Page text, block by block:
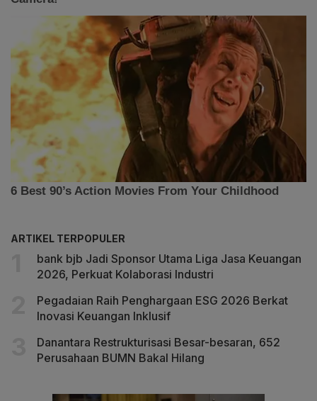
ARTIKEL TERPOPULER
bank bjb Jadi Sponsor Utama Liga Jasa Keuangan
2026, Perkuat Kolaborasi Industri
Pegadaian Raih Penghargaan ESG 2026 Berkat
Inovasi Keuangan Inklusif
Danantara Restrukturisasi Besar-besaran, 652
Perusahaan BUMN Bakal Hilang